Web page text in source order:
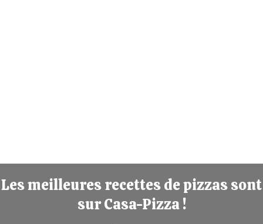
Les meilleures recettes de pizzas sont
sur Casa-Pizza !